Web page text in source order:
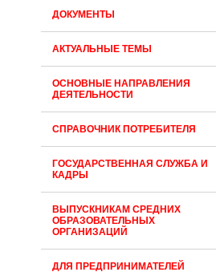
ДОКУМЕНТЫ
АКТУАЛЬНЫЕ ТЕМЫ
ОСНОВНЫЕ НАПРАВЛЕНИЯ
ДЕЯТЕЛЬНОСТИ
СПРАВОЧНИК ПОТРЕБИТЕЛЯ
ГОСУДАРСТВЕННАЯ СЛУЖБА И
КАДРЫ
ВЫПУСКНИКАМ СРЕДНИХ
ОБРАЗОВАТЕЛЬНЫХ
ОРГАНИЗАЦИЙ
ДЛЯ ПРЕДПРИНИМАТЕЛЕЙ